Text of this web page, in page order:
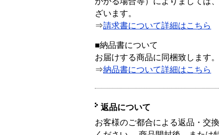
ざいます。
⇒請求書について詳細はこちら
■納品書について
お届けする商品に同梱致します。
⇒納品書について詳細はこちら
返品について
お客様のご都合による返品・交